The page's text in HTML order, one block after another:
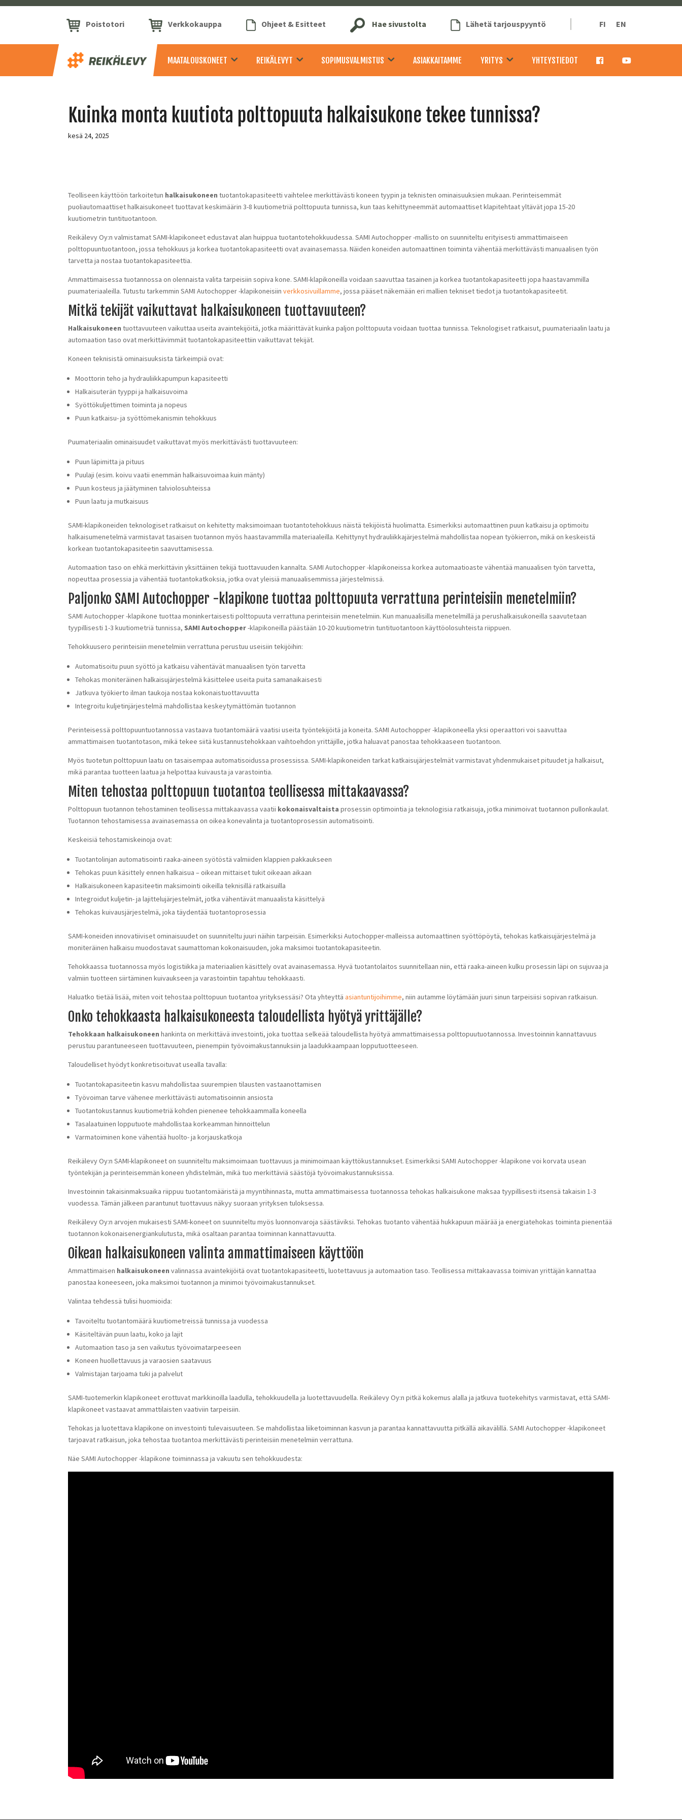
Poistotori Verkkokauppa Ohjeet & Esitteet Hae sivustolta Lähetä tarjouspyyntö FI EN
MAATALOUSKONEET REIKÄLEVYT SOPIMUSVALMISTUS ASIAKKAITAMME YRITYS YHTEYSTIEDOT
Kuinka monta kuutiota polttopuuta halkaisukone tekee tunnissa?
kesä 24, 2025
Teolliseen käyttöön tarkoitetun halkaisukoneen tuotantokapasiteetti vaihtelee merkittävästi koneen tyypin ja teknisten ominaisuuksien mukaan. Perinteisemmät
puoliautomaattiset halkaisukoneet tuottavat keskimäärin 3-8 kuutiometriä polttopuuta tunnissa, kun taas kehittyneemmät automaattiset klapitehtaat yltävät jopa 15-20
kuutiometrin tuntituotantoon.
Reikälevy Oy:n valmistamat SAMI-klapikoneet edustavat alan huippua tuotantotehokkuudessa. SAMI Autochopper -mallisto on suunniteltu erityisesti ammattimaiseen
polttopuuntuotantoon, jossa tehokkuus ja korkea tuotantokapasiteetti ovat avainasemassa. Näiden koneiden automaattinen toiminta vähentää merkittävästi manuaalisen työn
tarvetta ja nostaa tuotantokapasiteettia.
Ammattimaisessa tuotannossa on olennaista valita tarpeisiin sopiva kone. SAMI-klapikoneilla voidaan saavuttaa tasainen ja korkea tuotantokapasiteetti jopa haastavammilla
puumateriaaleilla. Tutustu tarkemmin SAMI Autochopper -klapikoneisiinverkkosivuillamme, jossa pääset näkemään eri mallien tekniset tiedot ja tuotantokapasiteetit.
Mitkä tekijät vaikuttavat halkaisukoneen tuottavuuteen?
Halkaisukoneen tuottavuuteen vaikuttaa useita avaintekijöitä, jotka määrittävät kuinka paljon polttopuuta voidaan tuottaa tunnissa. Teknologiset ratkaisut, puumateriaalin laatu ja
automaation taso ovat merkittävimmät tuotantokapasiteettiin vaikuttavat tekijät.
Koneen teknisistä ominaisuuksista tärkeimpiä ovat:
Moottorin teho ja hydrauliikkapumpun kapasiteetti
Halkaisuterän tyyppi ja halkaisuvoima
Syöttökuljettimen toiminta ja nopeus
Puun katkaisu- ja syöttömekanismin tehokkuus
Puumateriaalin ominaisuudet vaikuttavat myös merkittävästi tuottavuuteen:
Puun läpimitta ja pituus
Puulaji (esim. koivu vaatii enemmän halkaisuvoimaa kuin mänty)
Puun kosteus ja jäätyminen talviolosuhteissa
Puun laatu ja mutkaisuus
SAMI-klapikoneiden teknologiset ratkaisut on kehitetty maksimoimaan tuotantotehokkuus näistä tekijöistä huolimatta. Esimerkiksi automaattinen puun katkaisu ja optimoitu
halkaisumenetelmä varmistavat tasaisen tuotannon myös haastavammilla materiaaleilla. Kehittynyt hydrauliikkajärjestelmä mahdollistaa nopean työkierron, mikä on keskeistä
korkean tuotantokapasiteetin saavuttamisessa.
Automaation taso on ehkä merkittävin yksittäinen tekijä tuottavuuden kannalta. SAMI Autochopper -klapikoneissa korkea automaatioaste vähentää manuaalisen työn tarvetta,
nopeuttaa prosessia ja vähentää tuotantokatkoksia, jotka ovat yleisiä manuaalisemmissa järjestelmissä.
Paljonko SAMI Autochopper -klapikone tuottaa polttopuuta verrattuna perinteisiin menetelmiin?
SAMI Autochopper -klapikone tuottaa moninkertaisesti polttopuuta verrattuna perinteisiin menetelmiin. Kun manuaalisilla menetelmillä ja perushalkaisukoneilla saavutetaan
tyypillisesti 1-3 kuutiometriä tunnissa, SAMI Autochopper-klapikoneilla päästään 10-20 kuutiometrin tuntituotantoon käyttöolosuhteista riippuen.
Tehokkuusero perinteisiin menetelmiin verrattuna perustuu useisiin tekijöihin:
Automatisoitu puun syöttö ja katkaisu vähentävät manuaalisen työn tarvetta
Tehokas moniteräinen halkaisujärjestelmä käsittelee useita puita samanaikaisesti
Jatkuva työkierto ilman taukoja nostaa kokonaistuottavuutta
Integroitu kuljetinjärjestelmä mahdollistaa keskeytymättömän tuotannon
Perinteisessä polttopuuntuotannossa vastaava tuotantomäärä vaatisi useita työntekijöitä ja koneita. SAMI Autochopper -klapikoneella yksi operaattori voi saavuttaa
ammattimaisen tuotantotason, mikä tekee siitä kustannustehokkaan vaihtoehdon yrittäjille, jotka haluavat panostaa tehokkaaseen tuotantoon.
Myös tuotetun polttopuun laatu on tasaisempaa automatisoidussa prosessissa. SAMI-klapikoneiden tarkat katkaisujärjestelmät varmistavat yhdenmukaiset pituudet ja halkaisut,
mikä parantaa tuotteen laatua ja helpottaa kuivausta ja varastointia.
Miten tehostaa polttopuun tuotantoa teollisessa mittakaavassa?
Polttopuun tuotannon tehostaminen teollisessa mittakaavassa vaatii kokonaisvaltaista prosessin optimointia ja teknologisia ratkaisuja, jotka minimoivat tuotannon pullonkaulat.
Tuotannon tehostamisessa avainasemassa on oikea konevalinta ja tuotantoprosessin automatisointi.
Keskeisiä tehostamiskeinoja ovat:
Tuotantolinjan automatisointi raaka-aineen syötöstä valmiiden klappien pakkaukseen
Tehokas puun käsittely ennen halkaisua – oikean mittaiset tukit oikeaan aikaan
Halkaisukoneen kapasiteetin maksimointi oikeilla teknisillä ratkaisuilla
Integroidut kuljetin- ja lajittelujärjestelmät, jotka vähentävät manuaalista käsittelyä
Tehokas kuivausjärjestelmä, joka täydentää tuotantoprosessia
SAMI-koneiden innovatiiviset ominaisuudet on suunniteltu juuri näihin tarpeisiin. Esimerkiksi Autochopper-malleissa automaattinen syöttöpöytä, tehokas katkaisujärjestelmä ja
moniteräinen halkaisu muodostavat saumattoman kokonaisuuden, joka maksimoi tuotantokapasiteetin.
Tehokkaassa tuotannossa myös logistiikka ja materiaalien käsittely ovat avainasemassa. Hyvä tuotantolaitos suunnitellaan niin, että raaka-aineen kulku prosessin läpi on sujuvaa ja
valmiin tuotteen siirtäminen kuivaukseen ja varastointiin tapahtuu tehokkaasti.
Haluatko tietää lisää, miten voit tehostaa polttopuun tuotantoa yrityksessäsi? Ota yhteyttäasiantuntijoihimme, niin autamme löytämään juuri sinun tarpeisiisi sopivan ratkaisun.
Onko tehokkaasta halkaisukoneesta taloudellista hyötyä yrittäjälle?
Tehokkaan halkaisukoneen hankinta on merkittävä investointi, joka tuottaa selkeää taloudellista hyötyä ammattimaisessa polttopuutuotannossa. Investoinnin kannattavuus
perustuu parantuneeseen tuottavuuteen, pienempiin työvoimakustannuksiin ja laadukkaampaan lopputuotteeseen.
Taloudelliset hyödyt konkretisoituvat usealla tavalla:
Tuotantokapasiteetin kasvu mahdollistaa suurempien tilausten vastaanottamisen
Työvoiman tarve vähenee merkittävästi automatisoinnin ansiosta
Tuotantokustannus kuutiometriä kohden pienenee tehokkaammalla koneella
Tasalaatuinen lopputuote mahdollistaa korkeamman hinnoittelun
Varmatoiminen kone vähentää huolto- ja korjauskatkoja
Reikälevy Oy:n SAMI-klapikoneet on suunniteltu maksimoimaan tuottavuus ja minimoimaan käyttökustannukset. Esimerkiksi SAMI Autochopper -klapikone voi korvata usean
työntekijän ja perinteisemmän koneen yhdistelmän, mikä tuo merkittäviä säästöjä työvoimakustannuksissa.
Investoinnin takaisinmaksuaika riippuu tuotantomääristä ja myyntihinnasta, mutta ammattimaisessa tuotannossa tehokas halkaisukone maksaa tyypillisesti itsensä takaisin 1-3
vuodessa. Tämän jälkeen parantunut tuottavuus näkyy suoraan yrityksen tuloksessa.
Reikälevy Oy:n arvojen mukaisesti SAMI-koneet on suunniteltu myös luonnonvaroja säästäviksi. Tehokas tuotanto vähentää hukkapuun määrää ja energiatehokas toiminta pienentää
tuotannon kokonaisenergiankulutusta, mikä osaltaan parantaa toiminnan kannattavuutta.
Oikean halkaisukoneen valinta ammattimaiseen käyttöön
Ammattimaisen halkaisukoneen valinnassa avaintekijöitä ovat tuotantokapasiteetti, luotettavuus ja automaation taso. Teollisessa mittakaavassa toimivan yrittäjän kannattaa
panostaa koneeseen, joka maksimoi tuotannon ja minimoi työvoimakustannukset.
Valintaa tehdessä tulisi huomioida:
Tavoiteltu tuotantomäärä kuutiometreissä tunnissa ja vuodessa
Käsiteltävän puun laatu, koko ja lajit
Automaation taso ja sen vaikutus työvoimatarpeeseen
Koneen huollettavuus ja varaosien saatavuus
Valmistajan tarjoama tuki ja palvelut
SAMI-tuotemerkin klapikoneet erottuvat markkinoilla laadulla, tehokkuudella ja luotettavuudella. Reikälevy Oy:n pitkä kokemus alalla ja jatkuva tuotekehitys varmistavat, että SAMI-
klapikoneet vastaavat ammattilaisten vaativiin tarpeisiin.
Tehokas ja luotettava klapikone on investointi tulevaisuuteen. Se mahdollistaa liiketoiminnan kasvun ja parantaa kannattavuutta pitkällä aikavälillä. SAMI Autochopper -klapikoneet
tarjoavat ratkaisun, joka tehostaa tuotantoa merkittävästi perinteisiin menetelmiin verrattuna.
Näe SAMI Autochopper -klapikone toiminnassa ja vakuutu sen tehokkuudesta: